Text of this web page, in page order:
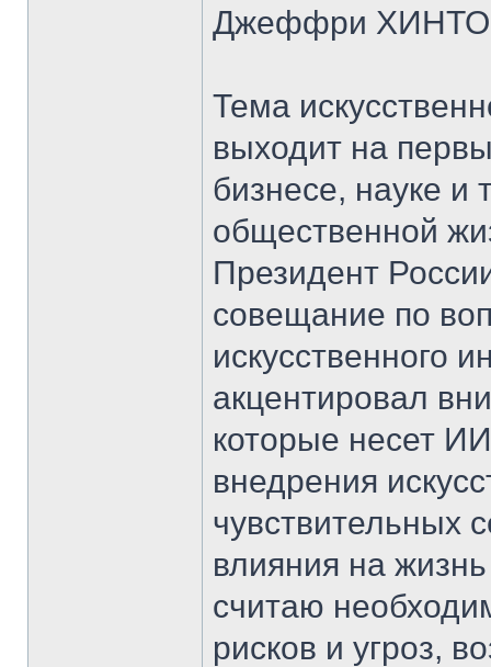
Джеффри
Тема
выходит на
бизнесе, науке и
общественной
Президент
совещание по
искусственного
акцентировал
которые несет
внедрения
чувствительных
влияния на
считаю
рисков и угроз,